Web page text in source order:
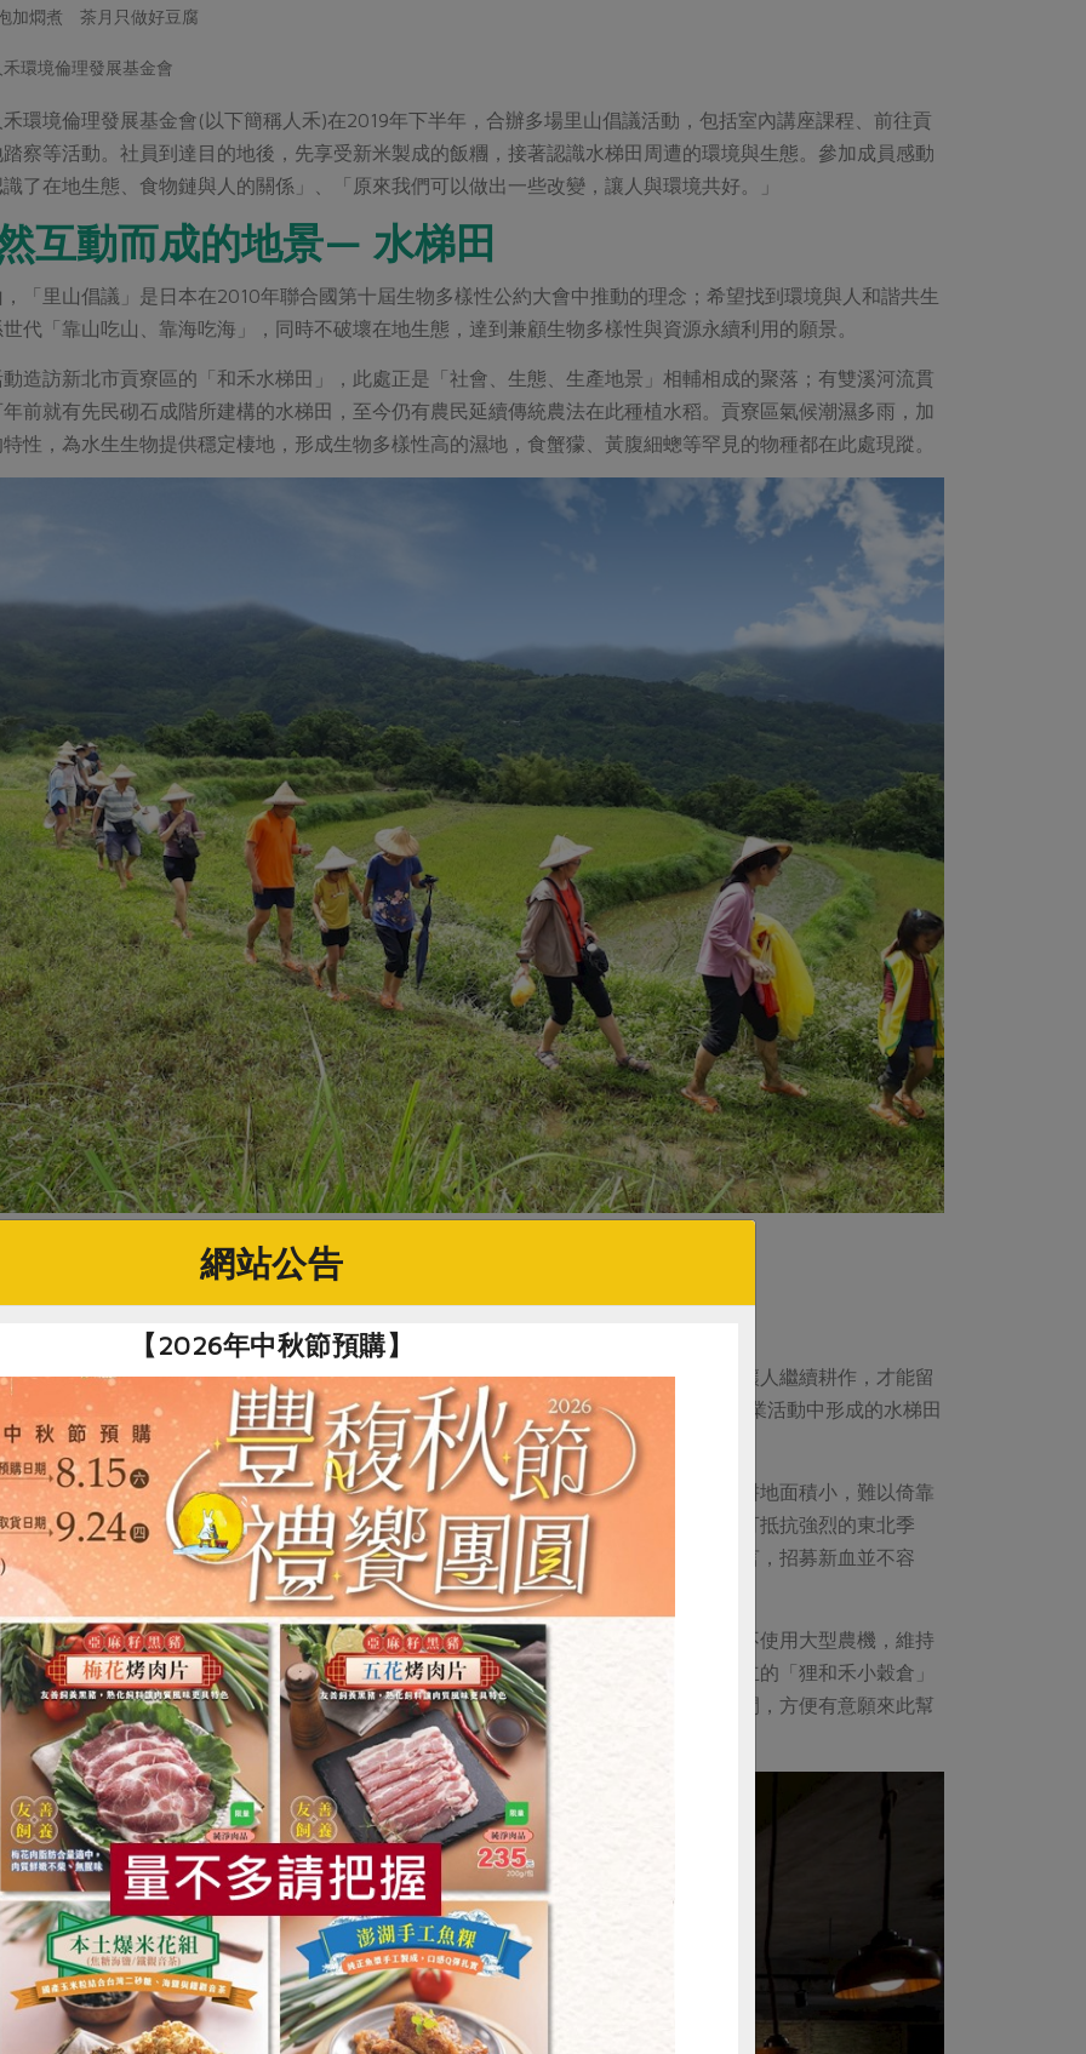
加燜煮 茶月只做好豆腐
環境倫理發展基金會
環境倫理發展基金會(以下簡稱人禾)在2019年下半年，合辦多場里山倡議活動，包括室內講座課程、前往貢
察等活動。社員到達目的地後，先享受新米製成的飯糰，接著認識水梯田周遭的環境與生態。參加成員感動
了在地生態、食物鏈與人的關係」、「原來我們可以做出一些改變，讓人與環境共好。」
互動而成的地景— 水梯田
「里山倡議」是日本在2010年聯合國第十屆生物多樣性公約大會中推動的理念；希望找到環境與人和諧共生
代「靠山吃山、靠海吃海」，同時不破壞在地生態，達到兼顧生物多樣性與資源永續利用的願景。
造訪新北市貢寮區的「和禾水梯田」，此處正是「社會、生態、生產地景」相輔相成的聚落；有雙溪河流貫
前就有先民砌石成階所建構的水梯田，至今仍有農民延續傳統農法在此種植水稻。貢寮區氣候潮濕多雨，加
性，為水生生物提供穩定棲地，形成生物多樣性高的濕地，食蟹獴、黃腹細蟌等罕見的物種都在此處現蹤。
樣存續的水田
常會想到維護原始自然環境，但若要保育水田中的生物，就要讓水田留下來，因此要讓人繼續耕作，才能留
保育處處長薛博聞說明。2009年林務局推動「林務局重要水梯田生態保育計畫」，農業活動中形成的水梯田
承接林務局的專案，進行水梯田生態保育工作。
耕地面積與勞動力高齡化是主因。水梯田位於不利耕作的山坡地，田間道路窄、加上耕地面積小，難以倚靠
、獸力或小型農機生產。另一方面，貢寮水梯田所種植的是山村獨自育種的稻米，雖可抵抗強烈的東北季
田少一半以上，收入並不多，願意在此耕種的多半是在地常年務農的長者。薛博聞坦言，招募新血並不容
念相同的年輕人相對重要。」
生產班」，班員需遵守友善環境作業規範，田區不使用農藥、除草劑；順應田區乘載不使用大型農機，維持
轉傷害土壤裡的生物，且盡可能全年田間蓄水，維持一定的濕地環境。由在地居民成立的「狸和禾小穀倉」
調查，也以高於市價的價格向班員保價收購稻米，提高經濟支持；同時也建設生活空間，方便有意願來此幫
望留住人，傳承農耕技術、保持水梯田生態。
RPET 食譜 減硝酸鹽 雞蛋 食安 共同購買
網站公告
【2026年中秋節預購】